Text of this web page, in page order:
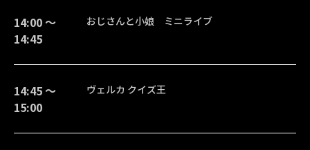
14:00 〜
14:45
おじさんと小娘 ミニライブ
14:45 〜
15:00
ヴェルカ クイズ王